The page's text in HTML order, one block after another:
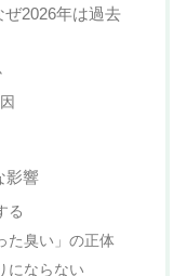
2026年は過去
影響
る
た臭い」の正体
にならない